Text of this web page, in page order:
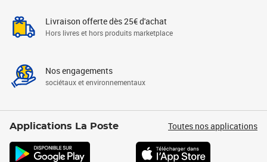
Livraison offerte dès 25€ d'achat
Hors livres et hors produits marketplace
Nos engagements
sociétaux et environnementaux
Applications La Poste Toutes nos applications